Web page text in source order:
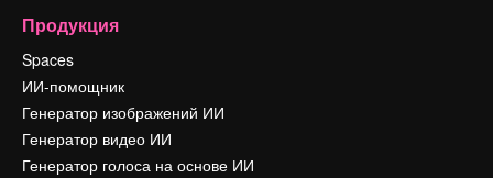
Продукция
Spaces
ИИ-помощник
Генератор изображений ИИ
Генератор видео ИИ
Генератор голоса на основе ИИ